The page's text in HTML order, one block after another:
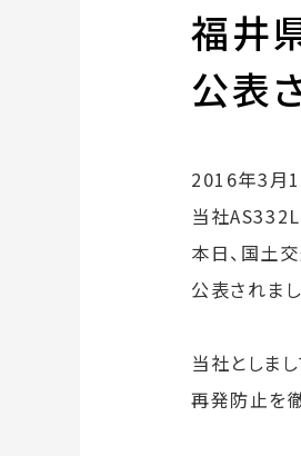
福井
公表
2016年3月
当社
本日、国土
公表されまし
当社としま
再発防止を